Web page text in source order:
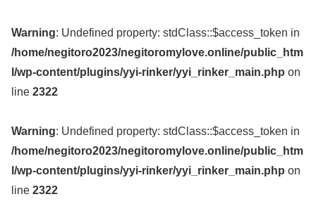
Warning: Undefined property: stdClass::$access_token in
/home/negitoro2023/negitoromylove.online/public_htm
l/wp-content/plugins/yyi-rinker/yyi_rinker_main.php on
line 2322
Warning: Undefined property: stdClass::$access_token in
/home/negitoro2023/negitoromylove.online/public_htm
l/wp-content/plugins/yyi-rinker/yyi_rinker_main.php on
line 2322